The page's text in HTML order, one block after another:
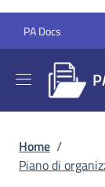
PA Docs
Briciole
Home /
Piano di